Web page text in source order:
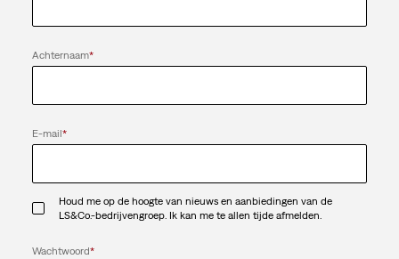
Achternaam*
E-mail*
Houd me op de hoogte van nieuws en aanbiedingen van de
LS&Co.-bedrijvengroep. Ik kan me te allen tijde afmelden.
Wachtwoord*